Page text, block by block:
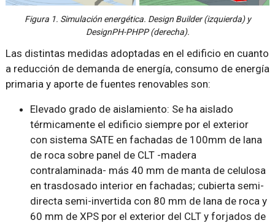
Figura 1. Simulación energética. Design Builder (izquierda) y
DesignPH-PHPP (derecha).
Las distintas medidas adoptadas en el edificio en cuanto
a reducción de demanda de energía, consumo de energía
primaria y aporte de fuentes renovables son:
Elevado grado de aislamiento: Se ha aislado
térmicamente el edificio siempre por el exterior
con sistema SATE en fachadas de 100mm de lana
de roca sobre panel de CLT -madera
contralaminada- más 40 mm de manta de celulosa
en trasdosado interior en fachadas; cubierta semi-
directa semi-invertida con 80 mm de lana de roca y
60 mm de XPS por el exterior del CLT y forjados de